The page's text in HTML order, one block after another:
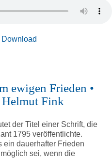
Download
ewigen Frieden •
Fink
der Titel einer Schrift, die
1795 veröffentlichte.
ein dauerhafter Frieden
sei, wenn die